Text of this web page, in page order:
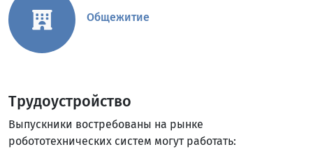
Общежитие
Трудоустройство
Выпускники востребованы на рынке
робототехнических систем могут работать: